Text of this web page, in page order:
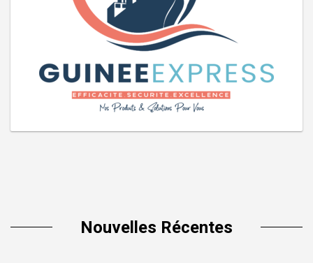
Nouvelles Récentes